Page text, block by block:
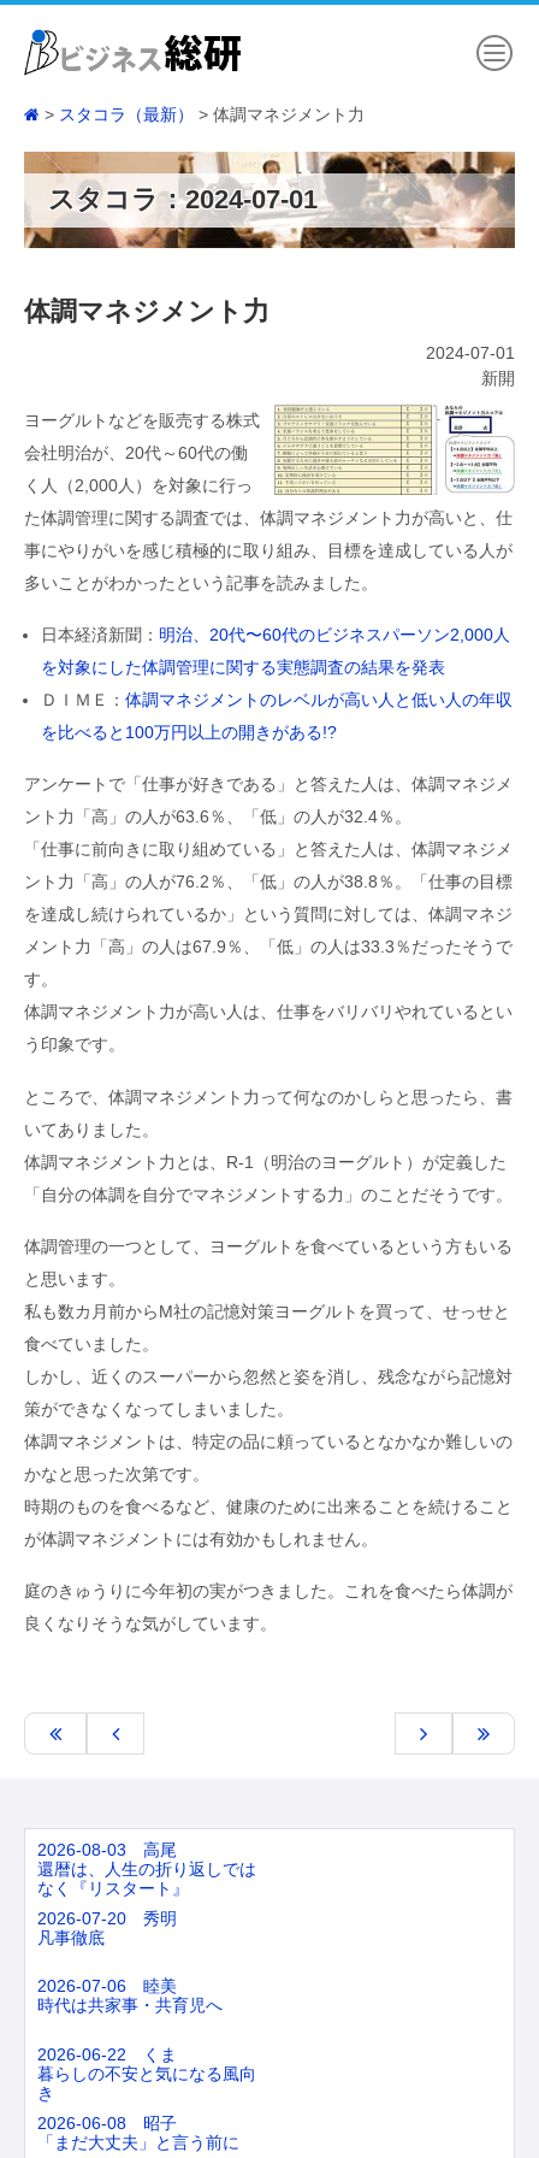
スタコラ（最新） 体調マネジメント力
スタコラ：2024-07-01
体調マネジメント力
2024-07-01
新開
ヨーグルトなどを販売する株式
会社明治が、20代～60代の働
く人（2,000人）を対象に行っ
た体調管理に関する調査では、体調マネジメント力が高いと、仕
事にやりがいを感じ積極的に取り組み、目標を達成している人が
多いことがわかったという記事を読みました。
日本経済新聞： 明治、20代〜60代のビジネスパーソン2,000人
を対象にした体調管理に関する実態調査の結果を発表
ＤＩＭＥ： 体調マネジメントのレベルが高い人と低い人の年収
を比べると100万円以上の開きがある!?
アンケートで「仕事が好きである」と答えた人は、体調マネジメ
ント力「高」の人が63.6％、「低」の人が32.4％。
「仕事に前向きに取り組めている」と答えた人は、体調マネジメ
ント力「高」の人が76.2％、「低」の人が38.8％。「仕事の目標
を達成し続けられているか」という質問に対しては、体調マネジ
メント力「高」の人は67.9％、「低」の人は33.3％だったそうで
す。
体調マネジメント力が高い人は、仕事をバリバリやれているとい
う印象です。
ところで、体調マネジメント力って何なのかしらと思ったら、書
いてありました。
体調マネジメント力とは、R-1（明治のヨーグルト）が定義した
「自分の体調を自分でマネジメントする力」のことだそうです。
体調管理の一つとして、ヨーグルトを食べているという方もいる
と思います。
私も数カ月前からM社の記憶対策ヨーグルトを買って、せっせと
食べていました。
しかし、近くのスーパーから忽然と姿を消し、残念ながら記憶対
策ができなくなってしまいました。
体調マネジメントは、特定の品に頼っているとなかなか難しいの
かなと思った次第です。
時期のものを食べるなど、健康のために出来ることを続けること
が体調マネジメントには有効かもしれません。
庭のきゅうりに今年初の実がつきました。これを食べたら体調が
良くなりそうな気がしています。
2026-08-03 高尾
還暦は、人生の折り返しでは
なく『リスタート』
2026-07-20 秀明
凡事徹底
2026-07-06 睦美
時代は共家事・共育児へ
2026-06-22 くま
暮らしの不安と気になる風向
き
2026-06-08 昭子
「まだ大丈夫」と言う前に